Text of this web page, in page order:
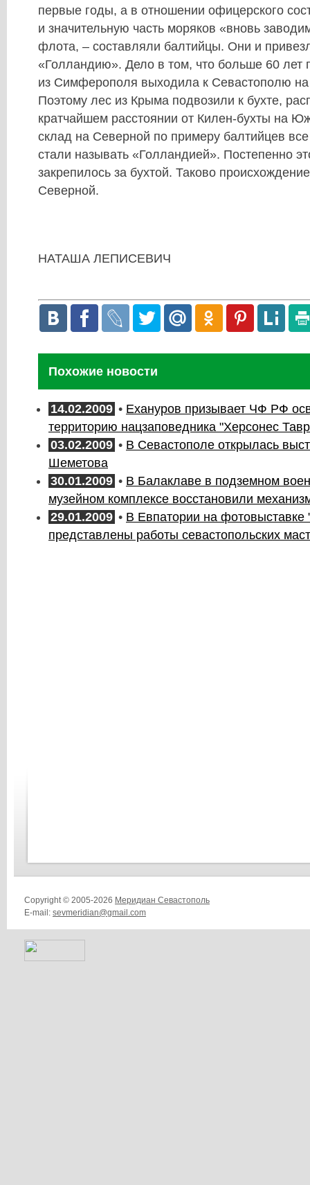
первые годы, а в отношении офицерского
и значительную часть моряков «вновь
флота, – составляли балтийцы. Они и
«Голландию». Дело в том, что больше 60 лет
из Симферополя выходила к Севастополю
Поэтому лес из Крыма подвозили к бухте,
кратчайшем расстоянии от Килен-бухты на
склад на Северной по примеру балтийцев
стали называть «Голландией». Постепенно
закрепилось за бухтой. Таково
Северной.
НАТАША ЛЕПИСЕВИЧ
Похожие новости
14.02.2009 • Ехануров призывает ЧФ РФ
территорию нацзаповедника "Херсонес
03.02.2009 • В Севастополе открылась
Шеметова
30.01.2009 • В Балаклаве в подземном
музейном комплексе восстановили
29.01.2009 • В Евпатории на фотовыставке
представлены работы севастопольских
Copyright © 2005-2026 Меридиан Севастополь
E-mail: sevmeridian@gmail.com